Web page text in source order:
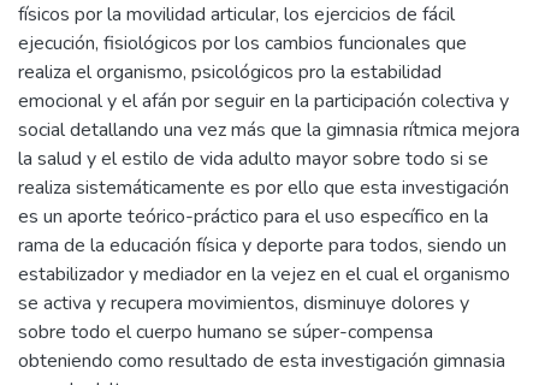
físicos por la movilidad articular, los ejercicios de fácil
ejecución, fisiológicos por los cambios funcionales que
realiza el organismo, psicológicos pro la estabilidad
emocional y el afán por seguir en la participación colectiva y
social detallando una vez más que la gimnasia rítmica mejora
la salud y el estilo de vida adulto mayor sobre todo si se
realiza sistemáticamente es por ello que esta investigación
es un aporte teórico-práctico para el uso específico en la
rama de la educación física y deporte para todos, siendo un
estabilizador y mediador en la vejez en el cual el organismo
se activa y recupera movimientos, disminuye dolores y
sobre todo el cuerpo humano se súper-compensa
obteniendo como resultado de esta investigación gimnasia